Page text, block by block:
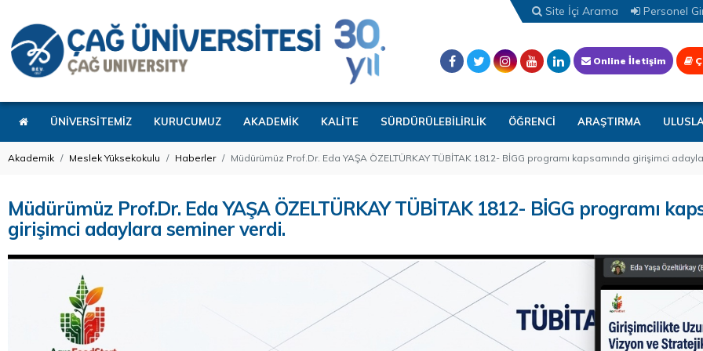
Site İçi Arama Personel
Online İletişim
ÜNİVERSİTEMİZ KURUCUMUZ AKADEMİK KALİTE SÜRDÜRÜLEBİLİRLİK ÖĞRENCİ ARAŞTIRMA
Akademik Meslek Yüksekokulu Haberler Müdürümüz Prof.Dr. Eda YAŞA ÖZELTÜRKAY TÜBİTAK 1812- BİGG programı kapsamında girişimci
Müdürümüz Prof.Dr. Eda YAŞA ÖZELTÜRKAY TÜBİTAK 1812- BİGG programı
girişimci adaylara seminer verdi.